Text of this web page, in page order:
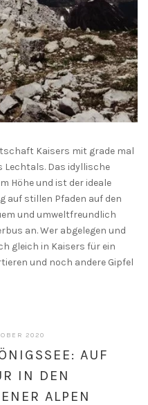
Kaisers mit grade mal
Lechtals. Das idyllische
Höhe und ist der ideale
auf stillen Pfaden auf den
und umweltfreundlich
an. Wer abgelegen und
gleich in Kaisers für ein
und noch andere Gipfel
2020
AUF
IN DEN
ALPEN